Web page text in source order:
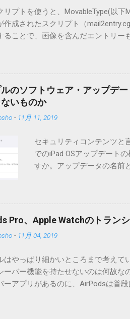
リプトを使うと、MovableType(以
作成されたスクリプト（
ることで、画像を含んだエントリー
在のバージョンは0.5.3です。（
ため、こちらにはリンクしていませ
をご利用ください。 こちら からどう
まう不具合が存在しています。最
をダウンロードするにはここをクリ
「_MACOSX」というフォルダと、
す。） Ver.0.3.0以降用の差分ファ
ン番号と同じバージョン番号を持
順に適用していく必要があります。
っています。 まずはどんなふうに
の1行目にauthor（投稿者）を、2行
ださい。使用するauthorとカテゴリ
定してください。この指定の前後に
のソフトウェア・アップデ
いものか
- 11月 11, 2019
セキュリティコンテンツと
でのiPad OSアップデート
すか。アップデータの名前
アップデートのセキュリ
ださい」の部分。 セキュ
説明に困ります。人によ
てきそうですよ。アップ
分からないからやらない人
とかですと、該当するアッ
各端末の設定アイコンにア
準備ができているのかもし
り。 「このアップデート
Pro、Apple Watchのトラン
- 11月 04, 2019
はやっぱり細かいところまで考え
ーバー機能を持たせないのは何故
ーアプリがあるのに、AirPodsは普
、おそらく同じ結果になると思い